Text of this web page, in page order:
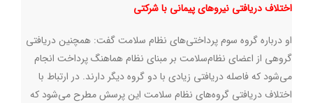
اختلاف دریافتی نیروهای پیمانی با شرکتی
او درباره گروه سوم پرداختی‌های نظام سلامت گفت: همچنین دریافتی
گروهی از اعضای نظام‌سلامت بر مبنای نظام هماهنگ پرداخت انجام
می‌شود که فاصله دریافتی زیادی با دو گروه دیگر دارند. در ارتباط با
اختلاف دریافتی گروه‌های نظام سلامت این پرسش مطرح می‌شود که